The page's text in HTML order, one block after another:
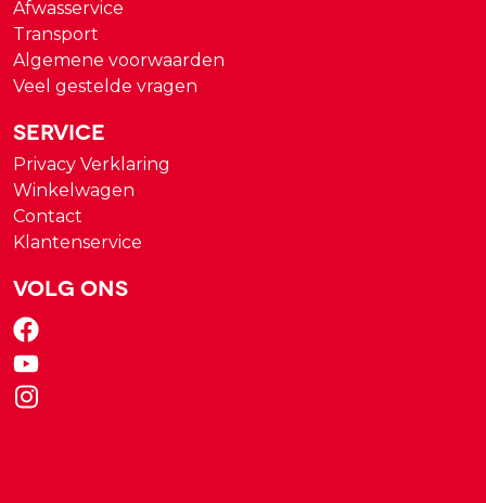
Afwasservice
Transport
Algemene voorwaarden
Veel gestelde vragen
Service
Privacy Verklaring
Winkelwagen
Contact
Klantenservice
Volg ons